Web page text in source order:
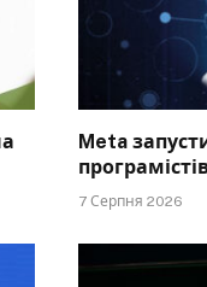
Meta
7 Серпня 2026